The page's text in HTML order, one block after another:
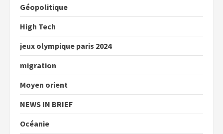
Géopolitique
High Tech
jeux olympique paris 2024
migration
Moyen orient
NEWS IN BRIEF
Océanie